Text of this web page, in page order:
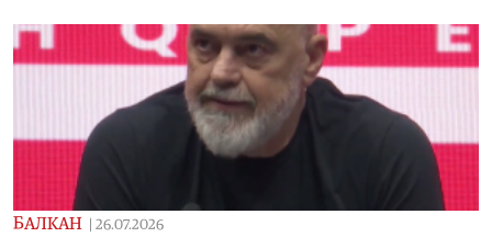
БАЛКАН 26.07.2026